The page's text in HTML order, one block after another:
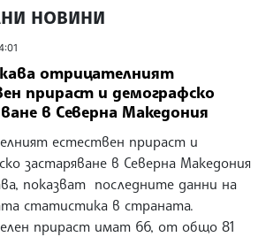
НОВИНИ
отрицателният
прираст и демографско
в Северна Македония
естествен прираст и
застаряване в Северна Македония
показват последните данни на
статистика в страната.
прираст имат 66, от общо 81